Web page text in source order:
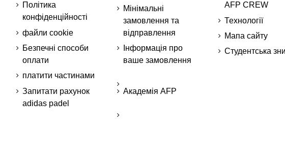
Політика
конфіденційності
файли cookie
Безпечні способи
оплати
платити частинами
Запитати рахунок
adidas padel
Мінімальні
замовлення та
відправлення
Інформація про
ваше замовлення
Академія AFP
AFP CREW
Технології
Мапа сайту
Студентська